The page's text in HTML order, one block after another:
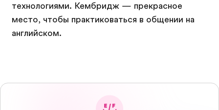
технологиями. Кембридж — прекрасное
место, чтобы практиковаться в общении на
английском.